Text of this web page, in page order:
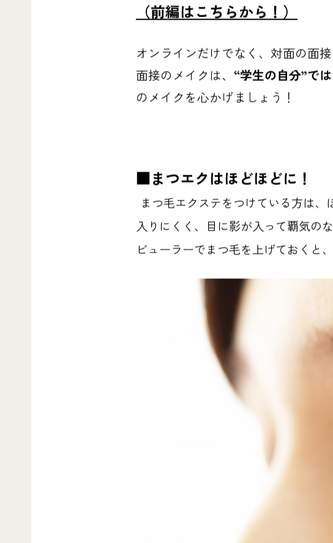
（前編はこちらから！）
オンラインだけでなく、対面の面
面接のメイクは、 “学生の自分”で
のメイクを心かげましょう！
■まつエクはほどほどに！
まつ毛エクステをつけている方は
入りにくく、目に影が入って覇気の
ビューラーでまつ毛を上げておくと